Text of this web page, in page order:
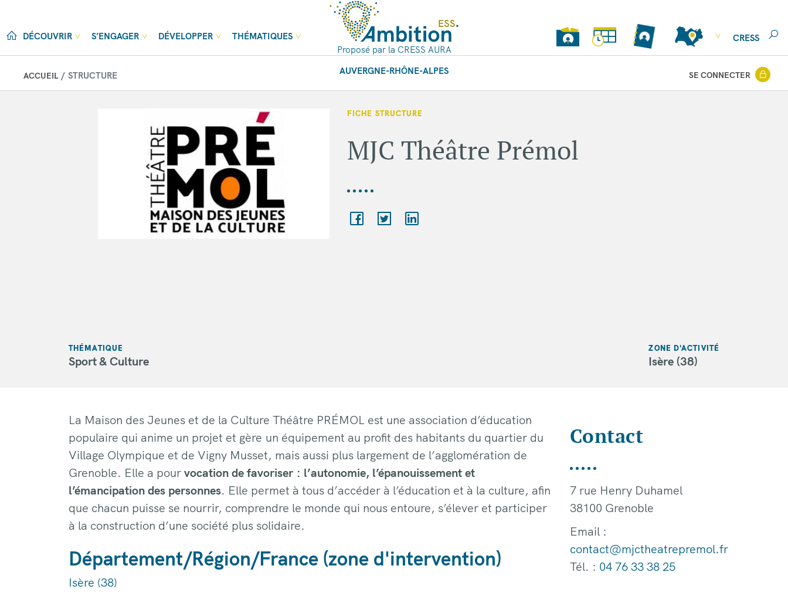
DÉCOUVRIR S’ENGAGER DÉVELOPPER
THÉMATIQUES
Proposé par la CRESS AURA
CRESS
ACCUEIL STRUCTURE AUVERGNE-RHÔNE-ALPES SE CONNECTER
FICHE STRUCTURE
MJC Théâtre Prémol
THÉMATIQUE
Sport & Culture
ZONE D'ACTIVITÉ
Isère (38)
La Maison des Jeunes et de la Culture Théâtre PRÉMOL est une association d’éducation
populaire qui anime un projet et gère un équipement au profit des habitants du quartier du
Village Olympique et de Vigny Musset, mais aussi plus largement de l’agglomération de
Grenoble. Elle a pour vocation de favoriser : l’autonomie, l’épanouissement et
l’émancipation des personnes. Elle permet à tous d’accéder à l’éducation et à la culture, afin
que chacun puisse se nourrir, comprendre le monde qui nous entoure, s’élever et participer
à la construction d’une société plus solidaire.
Département/Région/France (zone d'intervention)
Isère (38)
Contact
7 rue Henry Duhamel
38100 Grenoble
Email :
contact@mjctheatrepremol.fr
Tél. : 04 76 33 38 25